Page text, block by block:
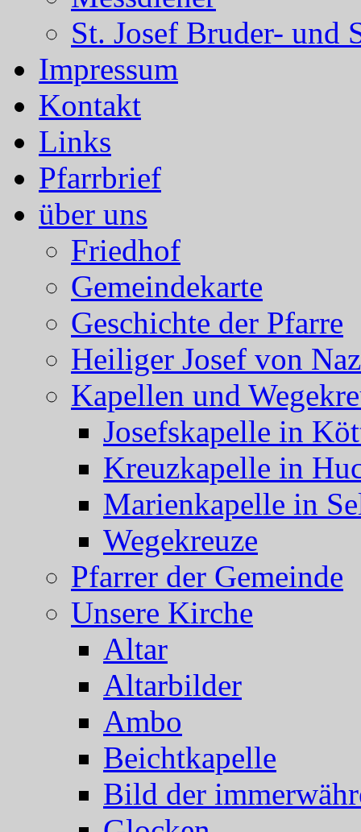
St. Josef Bruder- und
Impressum
Kontakt
Links
Pfarrbrief
über uns
Friedhof
Gemeindekarte
Geschichte der Pfarre
Heiliger Josef von
Kapellen und
Josefskapelle in
Kreuzkapelle in
Marienkapelle in
Wegekreuze
Pfarrer der Gemeinde
Unsere Kirche
Altar
Altarbilder
Ambo
Beichtkapelle
Bild der